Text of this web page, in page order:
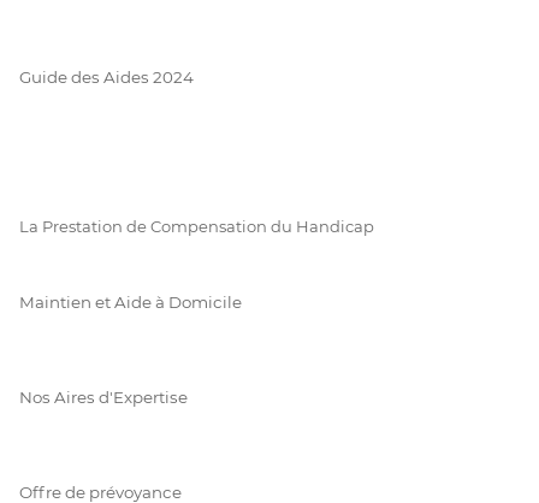
Guide des Aides 2024
La Prestation de Compensation du Handicap
Maintien et Aide à Domicile
Nos Aires d'Expertise
Offre de prévoyance